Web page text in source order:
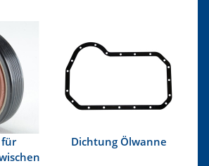
Nockenwelle
Dichtung Ölwanne